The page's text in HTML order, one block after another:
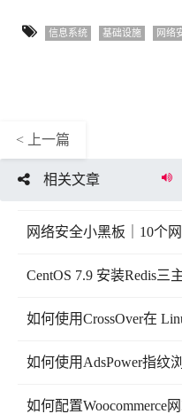
信息系统 基础设施 网络
< 上一篇
相关文章
网络安全小黑板｜10个
CentOS 7.9 安装Redis三
如何使用CrossOver在
如何使用AdsPower指纹
如何配置Woocommerce